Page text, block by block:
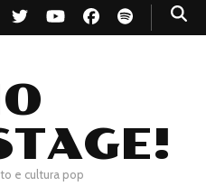
e cultura pop